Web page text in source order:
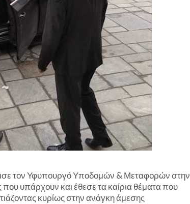
τον Υφυπουργό Υποδομών & Μεταφορών στην
υπάρχουν και έθεσε τα καίρια θέματα που
κυρίως στην ανάγκη άμεσης